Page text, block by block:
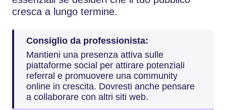
cresca a lungo termine.
Consiglio da professionista:
Mantieni una presenza attiva sulle
piattaforme social per attirare potenziali
referral e promuovere una community
online in crescita. Dovresti anche pensare
a collaborare con altri siti web.